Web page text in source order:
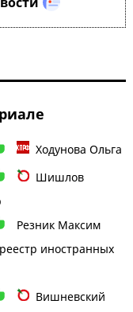
Ходунова Ольга
Шишлов
Резник Максим
иностранных
Вишневский